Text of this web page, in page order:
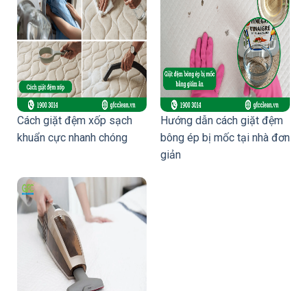
Cách giặt đệm xốp sạch
khuẩn cực nhanh chóng
Hướng dẫn cách giặt đệm
bông ép bị mốc tại nhà đơn
giản